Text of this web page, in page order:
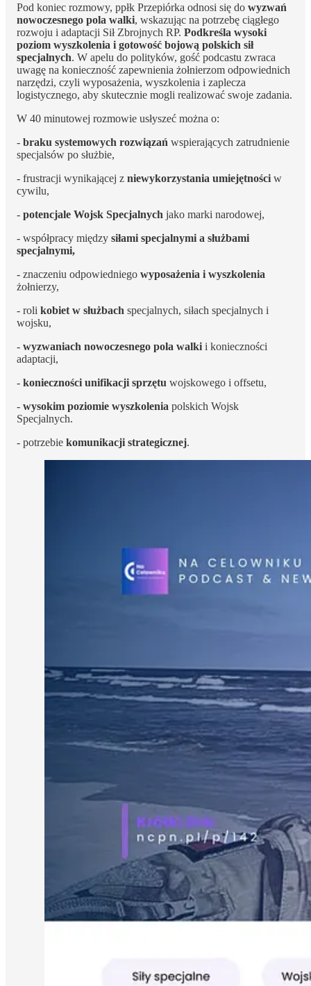
Pod koniec rozmowy, ppłk Przepiórka odnosi się do wyzwań
nowoczesnego pola walki, wskazując na potrzebę ciągłego
rozwoju i adaptacji Sił Zbrojnych RP. Podkreśla wysoki
poziom wyszkolenia i gotowość bojową polskich sił
specjalnych. W apelu do polityków, gość podcastu zwraca
uwagę na konieczność zapewnienia żołnierzom odpowiednich
narzędzi, czyli wyposażenia, wyszkolenia i zaplecza
logistycznego, aby skutecznie mogli realizować swoje zadania.
W 40 minutowej rozmowie usłyszeć można o:
- braku systemowych rozwiązań wspierających zatrudnienie
specjalsów po służbie,
- frustracji wynikającej z niewykorzystania umiejętności w
cywilu,
- potencjale Wojsk Specjalnych jako marki narodowej,
- współpracy między siłami specjalnymi a służbami
specjalnymi,
- znaczeniu odpowiedniego wyposażenia i wyszkolenia
żołnierzy,
- roli kobiet w służbach specjalnych, siłach specjalnych i
wojsku,
- wyzwaniach nowoczesnego pola walki i konieczności
adaptacji,
- konieczności unifikacji sprzętu wojskowego i offsetu,
- wysokim poziomie wyszkolenia polskich Wojsk
Specjalnych.
- potrzebie komunikacji strategicznej.